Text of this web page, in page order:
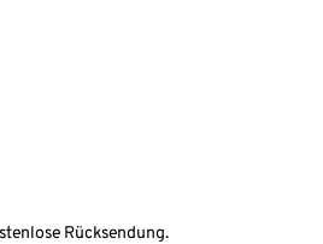
Rücksendung.